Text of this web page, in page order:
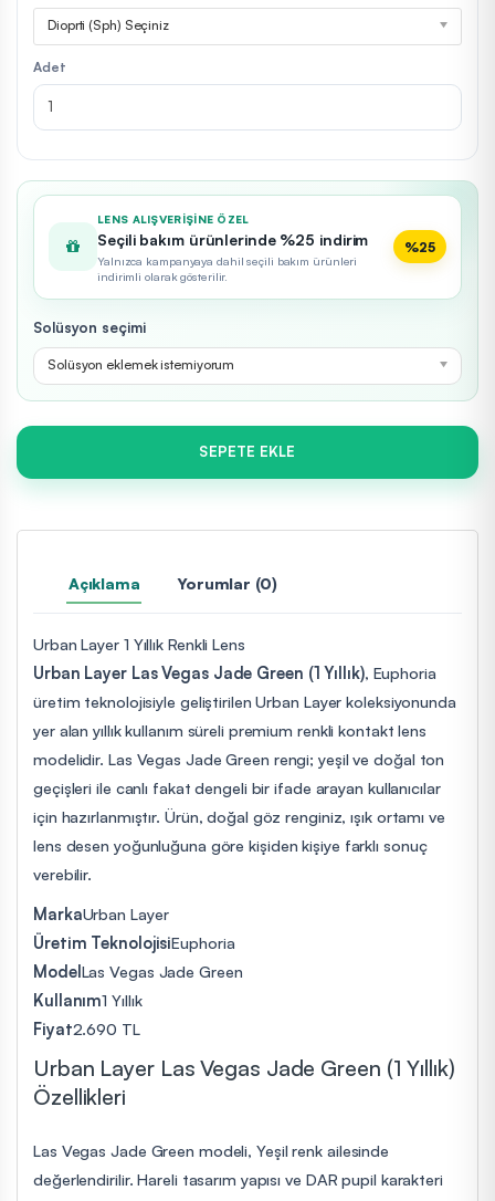
Dioprti (Sph) Seçiniz
Adet
LENS ALIŞVERIŞINE ÖZEL
Seçili bakım ürünlerinde %25 indirim
Yalnızca kampanyaya dahil seçili bakım ürünleri
indirimli olarak gösterilir.
%25
Solüsyon seçimi
Solüsyon eklemek istemiyorum
SEPETE EKLE
Açıklama Yorumlar (0)
Urban Layer 1 Yıllık Renkli Lens
Urban Layer Las Vegas Jade Green (1 Yıllık), Euphoria
üretim teknolojisiyle geliştirilen Urban Layer koleksiyonunda
yer alan yıllık kullanım süreli premium renkli kontakt lens
modelidir. Las Vegas Jade Green rengi; yeşil ve doğal ton
geçişleri ile canlı fakat dengeli bir ifade arayan kullanıcılar
için hazırlanmıştır. Ürün, doğal göz renginiz, ışık ortamı ve
lens desen yoğunluğuna göre kişiden kişiye farklı sonuç
verebilir.
MarkaUrban Layer
Üretim TeknolojisiEuphoria
ModelLas Vegas Jade Green
Kullanım1 Yıllık
Fiyat2.690 TL
Urban Layer Las Vegas Jade Green (1 Yıllık)
Özellikleri
Las Vegas Jade Green modeli, Yeşil renk ailesinde
değerlendirilir. Hareli tasarım yapısı ve DAR pupil karakteri